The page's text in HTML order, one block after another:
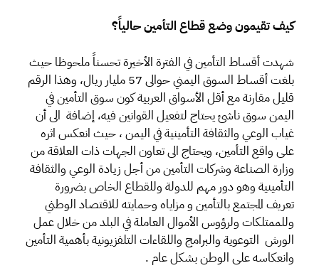
كيف تقيمون وضع قطاع التأمين حالياً؟
شهدت أقساط التأمين في الفترة الأخيرة تحسناً ملحوظا حيث
بلغت أقساط السوق اليمني حوالى 57 مليار ريال، وهذا الرقم
قليل مقارنة مع أقل الأسواق العربية كون سوق التأمين في
اليمن سوق ناشئ يحتاج لتفعيل القوانين فيه، إضافة الى أن
غياب الوعي والثقافة التأمينية في اليمن ، حيث انعكس اثره
على واقع التأمين، ويحتاج الى تعاون الجهات ذات العلاقة من
وزارة الصناعة وشركات التأمين من أجل زيادة الوعي والثقافة
التأمينية وهو دور مهم للدولة وللقطاع الخاص بضرورة
تعريف المجتمع بالتأمين و مزاياه وحمايته للاقتصاد الوطني
وللممتلكات ولرؤوس الأموال العاملة في البلد من خلال عمل
الورش التوعوية والبرامج واللقاءات التلفزيونية بأهمية التأمين
وانعكاسه على الوطن بشكل عام .